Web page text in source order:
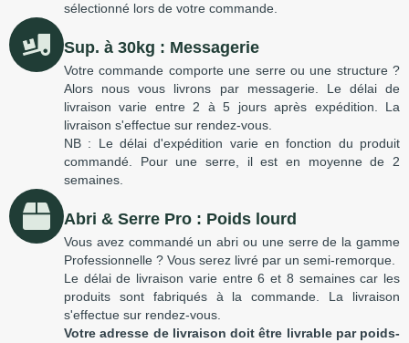
sélectionné lors de votre commande.
Sup. à 30kg : Messagerie
Votre commande comporte une serre ou une structure ?
Alors nous vous livrons par messagerie. Le délai de
livraison varie entre 2 à 5 jours après expédition. La
livraison s'effectue sur rendez-vous.
NB : Le délai d'expédition varie en fonction du produit
commandé. Pour une serre, il est en moyenne de 2
semaines.
Abri & Serre Pro : Poids lourd
Vous avez commandé un abri ou une serre de la gamme
Professionnelle ? Vous serez livré par un semi-remorque.
Le délai de livraison varie entre 6 et 8 semaines car les
produits sont fabriqués à la commande. La livraison
s'effectue sur rendez-vous.
Votre adresse de livraison doit être livrable par poids-